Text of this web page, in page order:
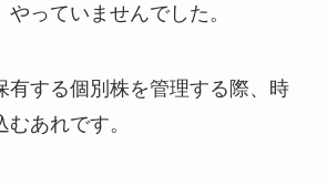
やっていませんでした。
有する個別株を管理する際、時
あれです。